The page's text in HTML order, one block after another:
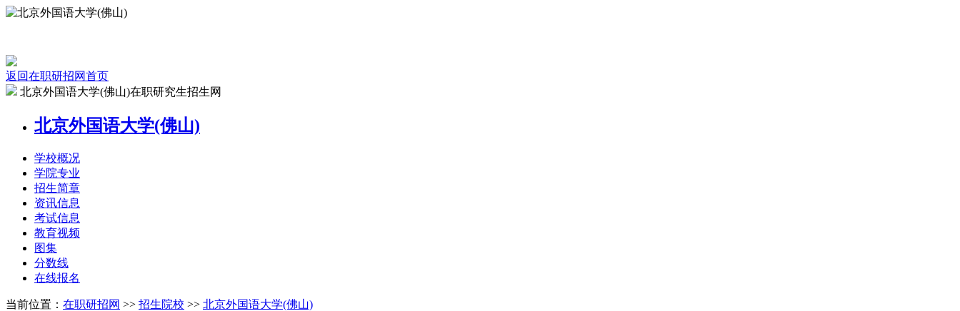
返回在职研招网首页
北京外国语大学(佛山)在职研究生招生网
北京外国语大学(佛山)
学校概况
学院专业
招生简章
资讯信息
考试信息
教育视频
图集
分数线
在线报名
当前位置： 在职研招网 >> 招生院校 >> 北京外国语大学(佛山)